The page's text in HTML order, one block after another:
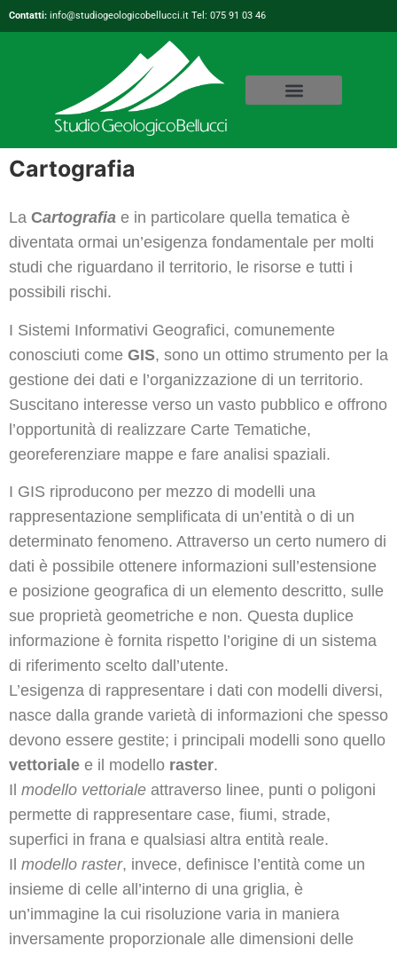
Contatti: info@studiogeologicobellucci.it Tel: 075 91 03 46
Cartografia
La Cartografia e in particolare quella tematica è
diventata ormai un’esigenza fondamentale per molti
studi che riguardano il territorio, le risorse e tutti i
possibili rischi.
I Sistemi Informativi Geografici, comunemente
conosciuti come GIS, sono un ottimo strumento per la
gestione dei dati e l’organizzazione di un territorio.
Suscitano interesse verso un vasto pubblico e offrono
l’opportunità di realizzare Carte Tematiche,
georeferenziare mappe e fare analisi spaziali.
I GIS riproducono per mezzo di modelli una
rappresentazione semplificata di un’entità o di un
determinato fenomeno. Attraverso un certo numero di
dati è possibile ottenere informazioni sull’estensione
e posizione geografica di un elemento descritto, sulle
sue proprietà geometriche e non. Questa duplice
informazione è fornita rispetto l’origine di un sistema
di riferimento scelto dall’utente.
L’esigenza di rappresentare i dati con modelli diversi,
nasce dalla grande varietà di informazioni che spesso
devono essere gestite; i principali modelli sono quello
vettoriale e il modello raster.
Il modello vettoriale attraverso linee, punti o poligoni
permette di rappresentare case, fiumi, strade,
superfici in frana e qualsiasi altra entità reale.
Il modello raster, invece, definisce l’entità come un
insieme di celle all’interno di una griglia, è
un’immagine la cui risoluzione varia in maniera
inversamente proporzionale alle dimensioni delle